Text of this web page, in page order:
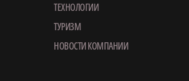
ТЕХНОЛОГИИ
ТУРИЗМ
НОВОСТИ КОМПАНИИ